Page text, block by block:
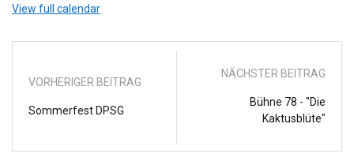
Rothe
View full calendar
VORHERIGER BEITRAG
Sommerfest DPSG
NÄCHSTER BEITRAG
Bühne 78 - "Die
Kaktusblüte"